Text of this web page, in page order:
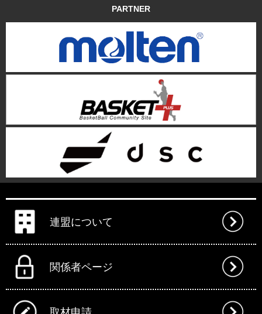
PARTNER
連盟について
関係者ページ